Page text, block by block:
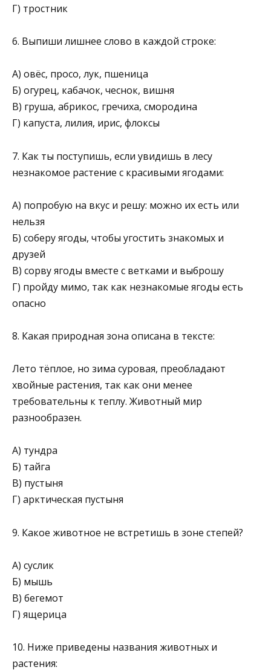
Г) тростник
6. Выпиши лишнее слово в каждой строке:
А) овёс, просо, лук, пшеница
Б) огурец, кабачок, чеснок, вишня
В) груша, абрикос, гречиха, смородина
Г) капуста, лилия, ирис, флоксы
7. Как ты поступишь, если увидишь в лесу
незнакомое растение с красивыми ягодами:
А) попробую на вкус и решу: можно их есть или
нельзя
Б) соберу ягоды, чтобы угостить знакомых и
друзей
В) сорву ягоды вместе с ветками и выброшу
Г) пройду мимо, так как незнакомые ягоды есть
опасно
8. Какая природная зона описана в тексте:
Лето тёплое, но зима суровая, преобладают
хвойные растения, так как они менее
требовательны к теплу. Животный мир
разнообразен.
А) тундра
Б) тайга
В) пустыня
Г) арктическая пустыня
9. Какое животное не встретишь в зоне степей?
А) суслик
Б) мышь
В) бегемот
Г) ящерица
10. Ниже приведены названия животных и
растения: